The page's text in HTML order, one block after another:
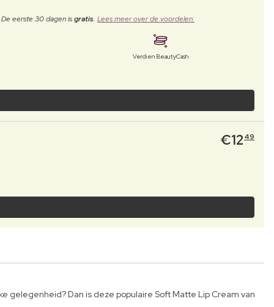
De eerste 30 dagen isgratis. Lees meer over de voordelen.
Verdien BeautyCash
€12 49
gelegenheid? Dan is deze populaire Soft Matte Lip Cream van